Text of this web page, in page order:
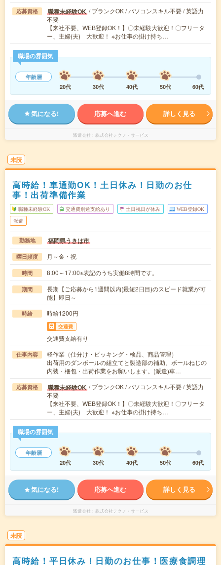
応募資格 職種未経験OK / ブランクOK / パソコンスキル不要 / 英語力
不要
【来社不要、WEB登録OK！】〇未経験大歓迎！〇フリータ
ー、主婦(夫) 大歓迎！ ※お仕事の掛け持ち…
職場の雰囲気
年齢層
20代
30代 40代 50代 60代
気になる! 応募へ進む 詳しく見る
派遣会社 株式会社テクノ・サービス
未読
高時給！車通勤OK！土日休み！日勤のお仕
事！出荷準備作業
職種未経験OK 交通費別途支給あり 土日祝日が休み WEB登録OK
派遣
勤務地 福岡県うきは市
曜日頻度 月～金・祝
時間 8:00～17:00※表記のうち実働8時間です。
期間
長期【ご応募から1週間以内(最短2日目)のスピード就業が可
能】即日～
時給 時給1200円
交通費
交通費支給有り
仕事内容
軽作業（仕分け・ピッキング・検品、商品管理）
出荷用のダンボールの組立てと製造部の補助、ボールねじの
内装・梱包・出荷作業をお願いします。(派遣)車…
応募資格 職種未経験OK / ブランクOK / パソコンスキル不要 / 英語力
不要
【来社不要、WEB登録OK！】〇未経験大歓迎！〇フリータ
ー、主婦(夫) 大歓迎！ ※お仕事の掛け持ち…
職場の雰囲気
年齢層
20代
30代 40代 50代 60代
気になる! 応募へ進む 詳しく見る
派遣会社 株式会社テクノ・サービス
未読
高時給！平日休み！日勤のお仕事！医療食調理